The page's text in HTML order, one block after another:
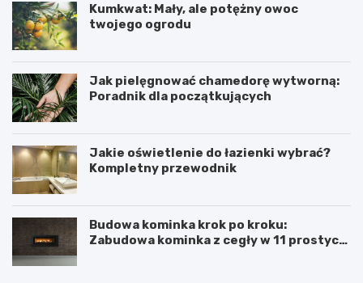
Kumkwat: Mały, ale potężny owoc
twojego ogrodu
Jak pielęgnować chamedorę wytworną:
Poradnik dla początkujących
Jakie oświetlenie do łazienki wybrać?
Kompletny przewodnik
Budowa kominka krok po kroku:
Zabudowa kominka z cegły w 11 prostych